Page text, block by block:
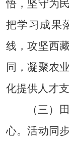
悟，坚守为
把学习成果
线，攻坚西
同，凝聚农
化提供人才支
（三）
心。活动同